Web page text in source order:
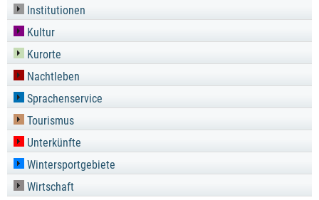
Institutionen
Kultur
Kurorte
Nachtleben
Sprachenservice
Tourismus
Unterkünfte
Wintersportgebiete
Wirtschaft